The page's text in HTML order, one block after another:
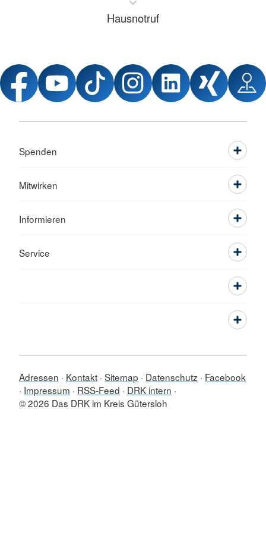
Hausnotruf
Spenden
Mitwirken
Informieren
Service
Adressen Kontakt Sitemap Datenschutz
Facebook
Impressum
RSS-Feed
DRK intern
© 2026 Das DRK im Kreis Gütersloh